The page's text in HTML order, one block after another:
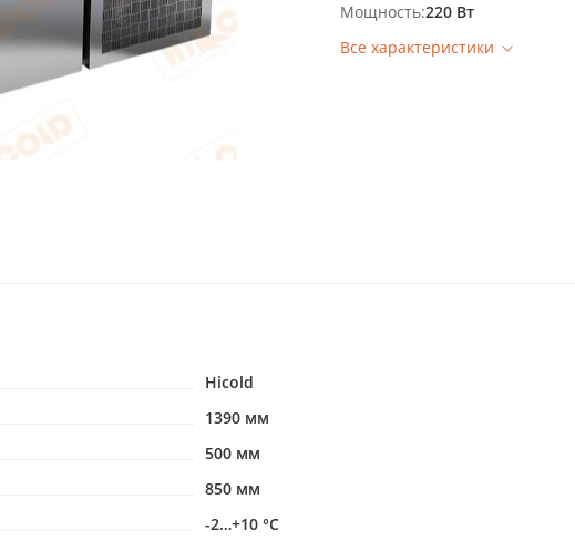
Мощность 220 Вт
Все характеристики
Hicold
1390 мм
500 мм
850 мм
-2…+10 °С